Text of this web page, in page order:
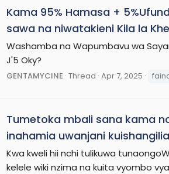
Kama 95% Hamasa +
sawa na niwatakieni Kila la
Washamba na Wapumbavu wa
J'5 Oky?
GENTAMYCINE Thread Apr 7, 2025
Tumetoka mbali sana kama
inahamia uwanjani
Kwa kweli hii nchi tulikuwa
kelele wiki nzima na kuita vyombo